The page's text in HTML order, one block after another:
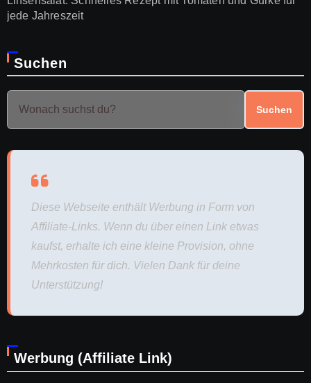
jede Jahreszeit
Suchen
Suchen
Diese Webseite enthält Werbung in Form von
Affiliate-Links. Wenn du über einen Link etwas
kaufst, erhalte ich eine kleine Provision, ohne
Mehrkosten für dich. Vielen Dank für deine
Unterstützung!
Werbung (Affiliate Link)